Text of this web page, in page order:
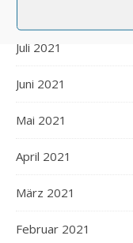
Juli 2021
Juni 2021
Mai 2021
April 2021
März 2021
Februar 2021